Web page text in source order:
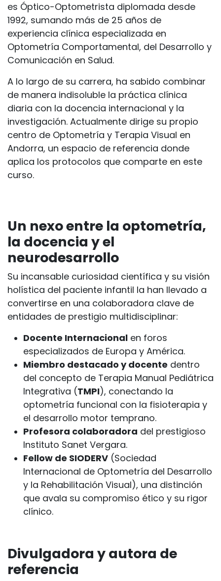
es Óptico-Optometrista diplomada desde
1992, sumando más de 25 años de
experiencia clínica especializada en
Optometría Comportamental, del Desarrollo y
Comunicación en Salud.
A lo largo de su carrera, ha sabido combinar
de manera indisoluble la práctica clínica
diaria con la docencia internacional y la
investigación. Actualmente dirige su propio
centro de Optometría y Terapia Visual en
Andorra, un espacio de referencia donde
aplica los protocolos que comparte en este
curso.
Un nexo entre la optometría,
la docencia y el
neurodesarrollo
Su incansable curiosidad científica y su visión
holística del paciente infantil la han llevado a
convertirse en una colaboradora clave de
entidades de prestigio multidisciplinar:
Docente Internacional en foros
especializados de Europa y América.
Miembro destacado y docente dentro
del concepto de Terapia Manual Pediátrica
Integrativa (TMPI), conectando la
optometría funcional con la fisioterapia y
el desarrollo motor temprano.
Profesora colaboradora del prestigioso
Instituto Sanet Vergara.
Fellow de SIODERV (Sociedad
Internacional de Optometría del Desarrollo
y la Rehabilitación Visual), una distinción
que avala su compromiso ético y su rigor
clínico.
Divulgadora y autora de
referencia